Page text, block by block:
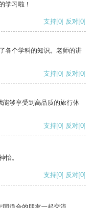
学习啦！
支持[0] 反对[0]
各个学科的知识。老师的讲
支持[0] 反对[0]
能够享受到高品质的旅行体
支持[0] 反对[0]
怡。
支持[0] 反对[0]